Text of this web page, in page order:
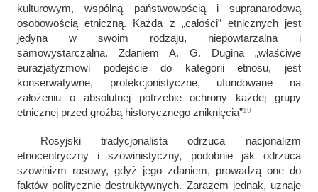
kulturowym, wspólną państwowością i supranarodową
osobowością etniczną. Każda z „całości” etnicznych jest
jedyna w swoim rodzaju, niepowtarzalna i
samowystarczalna. Zdaniem A. G. Dugina „właściwe
eurazjatyzmowi podejście do kategorii etnosu, jest
konserwatywne, protekcjonistyczne, ufundowane na
założeniu o absolutnej potrzebie ochrony każdej grupy
etnicznej przed groźbą historycznego zniknięcia”19
Rosyjski tradycjonalista odrzuca nacjonalizm
etnocentryczny i szowinistyczny, podobnie jak odrzuca
szowinizm rasowy, gdyż jego zdaniem, prowadzą one do
faktów politycznie destruktywnych. Zarazem jednak, uznaje